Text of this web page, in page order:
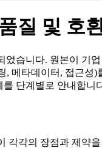
질 및 호
습니다. 원본이 기
메타데이터, 접근
단계별로 안내합니
각각의 장점과 제약